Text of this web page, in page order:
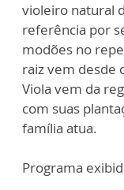
violeiro natural
referência por
modões no
raiz vem desde
Viola vem da
com suas
família atua.
Programa